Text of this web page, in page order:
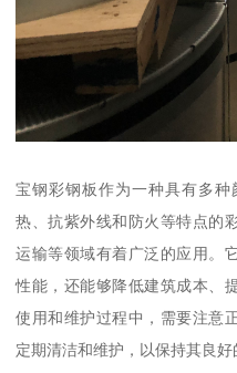
宝钢彩钢板作为一种具有多
热、抗紫外线和防火等特点的
运输等领域有着广泛的应用。
性能，还能够降低建筑成本、
使用和维护过程中，需要注意
定期清洁和维护，以保持其良好